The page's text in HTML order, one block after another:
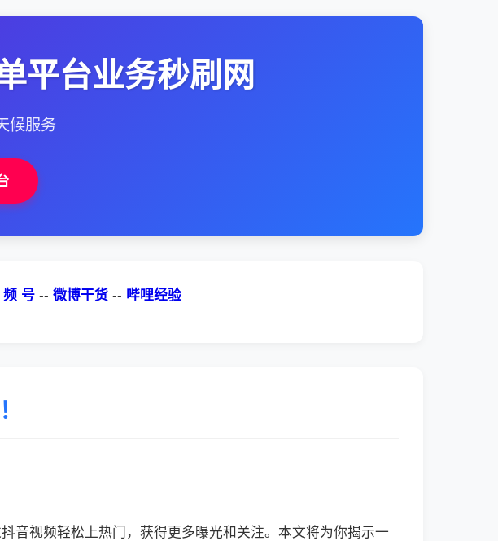
平台业务秒刷网
候服务
频 号 -- 微博干货 -- 哔哩经验
音视频轻松上热门，获得更多曝光和关注。本文将为你揭示一